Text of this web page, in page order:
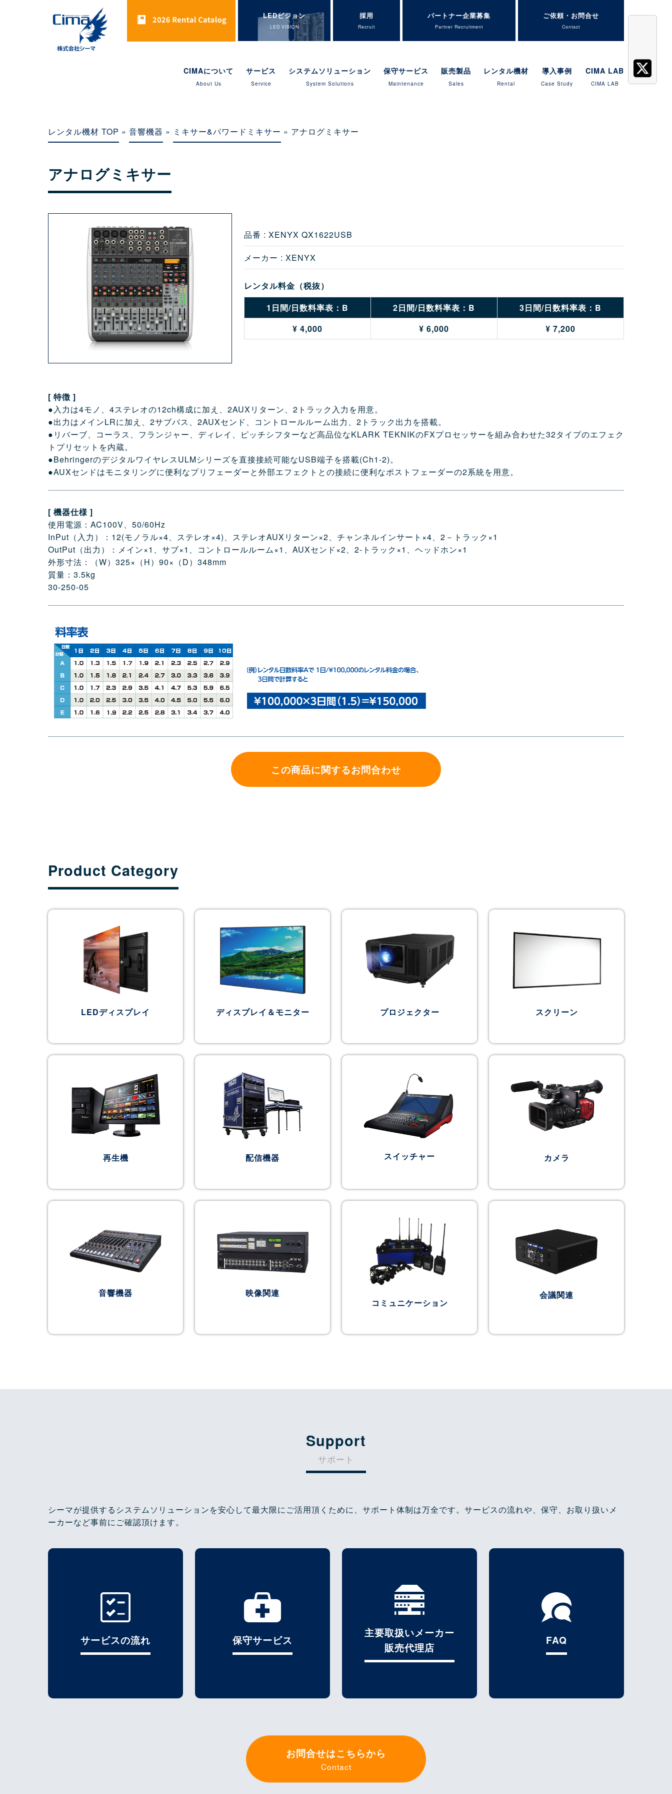
LEDビジョン
LED VISION
採用
Recruit
パートナー企業募集
Partner Recruitment
ご依頼・お問合せ
Contact
CIMAについて
About Us
サービス
Service
システムソリューション
System Solutions
保守サービス
Maintenance
販売製品
Sales
レンタル機材
Rental
導入事例
Case Study
CIMA LAB
CIMA LAB
レンタル機材 TOP » 音響機器 » ミキサー&パワードミキサー » アナログミキサー
アナログミキサー
品番 : XENYX QX1622USB
メーカー : XENYX
レンタル料金（税抜）
1日間/日数料率表：B
2日間/日数料率表：B
3日間/日数料率表：B
¥ 4,000
¥ 6,000 ¥ 7,200
[ 特徴 ]
●入力は4モノ、4ステレオの12ch構成に加え、2AUXリターン、2トラック入力を用意。
●出力はメインLRに加え、2サブバス、2AUXセンド、コントロールルーム出力、2トラック出力を搭載。
●リバーブ、コーラス、フランジャー、ディレイ、ピッチシフターなど高品位なKLARK TEKNIKのFXプロセッサーを組み合わせた32タイプのエフェク
トプリセットを内蔵。
●BehringerのデジタルワイヤレスULMシリーズを直接接続可能なUSB端子を搭載(Ch1-2)。
●AUXセンドはモニタリングに便利なプリフェーダーと外部エフェクトとの接続に便利なポストフェーダーの2系統を用意。
[ 機器仕様 ]
使用電源：AC100V、50/60Hz
InPut（入力）：12(モノラル×4、ステレオ×4)、ステレオAUXリターン×2、チャンネルインサート×4、2－トラック×1
OutPut（出力）：メイン×1、サブ×1、コントロールルーム×1、AUXセンド×2、2-トラック×1、ヘッドホン×1
外形寸法：（W）325×（H）90×（D）348mm
質量：3.5kg
30-250-05
この商品に関するお問合わせ
Product Category
LEDディスプレイ ディスプレイ＆モニター プロジェクター スクリーン
再生機 配信機器 スイッチャー カメラ
音響機器
映像関連
コミュニケーション
会議関連
Support
サポート
シーマが提供するシステムソリューションを安心して最大限にご活用頂くために、サポート体制は万全です。サービスの流れや、保守、お取り扱いメ
ーカーなど事前にご確認頂けます。
サービスの流れ 保守サービス
主要取扱いメーカー
販売代理店
FAQ
お問合せはこちらから
Contact